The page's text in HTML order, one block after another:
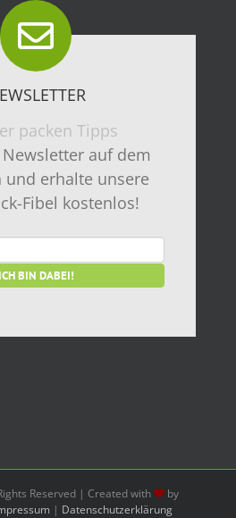
auf dem
und erhalte unsere
Fibel kostenlos!
Reserved | Created with
by
| Datenschutzerklärung